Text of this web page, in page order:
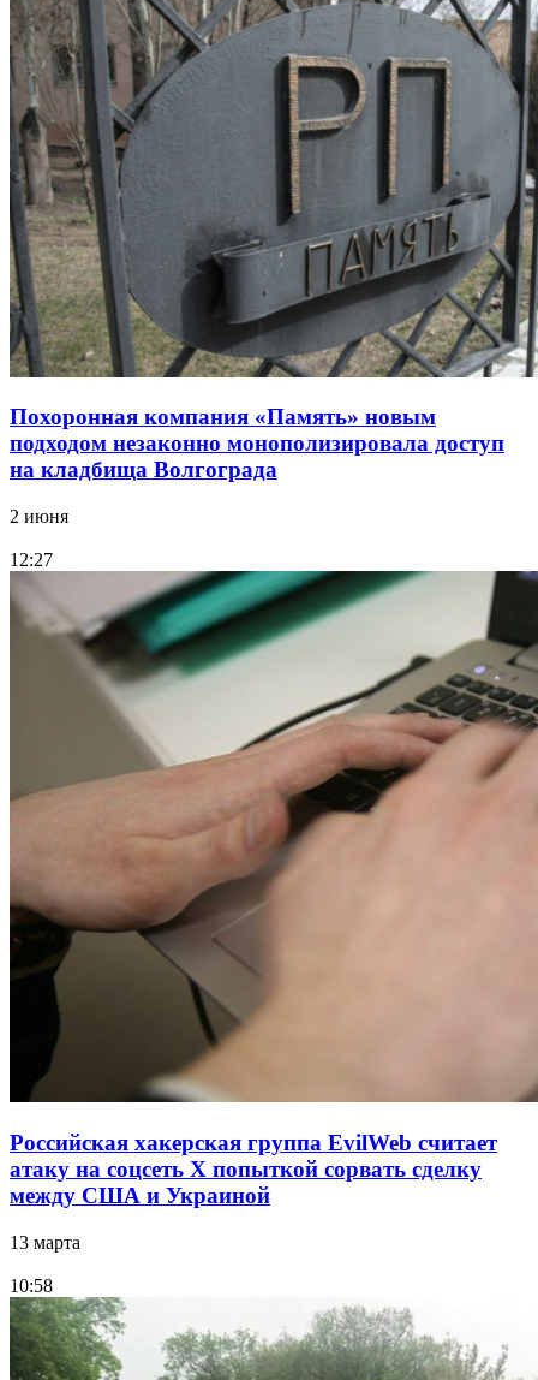
Похоронная компания «Память» новым
подходом незаконно монополизировала доступ
на кладбища Волгограда
2 июня
12:27
Российская хакерская группа EvilWeb считает
атаку на соцсеть Х попыткой сорвать сделку
между США и Украиной
13 марта
10:58